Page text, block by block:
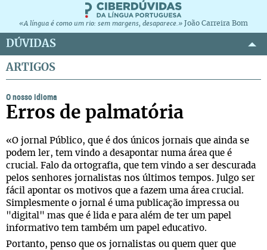
«A língua é como um rio: sem margens, desaparece.» João Carreira Bom
DÚVIDAS
ARTIGOS
O nosso idioma
Erros de palmatória
«O jornal Público, que é dos únicos jornais que ainda se
podem ler, tem vindo a desapontar numa área que é
crucial. Falo da ortografia, que tem vindo a ser descurada
pelos senhores jornalistas nos últimos tempos. Julgo ser
fácil apontar os motivos que a fazem uma área crucial.
Simplesmente o jornal é uma publicação impressa ou
"digital" mas que é lida e para além de ter um papel
informativo tem também um papel educativo.
Portanto, penso que os jornalistas ou quem quer que